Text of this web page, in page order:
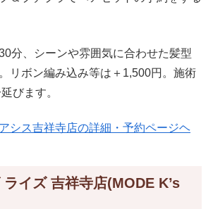
分、シーンや雰囲気に合わせた髪型
リボン編み込み等は＋1,500円。施術
びます。
シス吉祥寺店の詳細・予約ページヘ
イズ 吉祥寺店(MODE K’s